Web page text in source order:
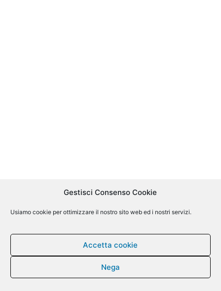
Gestisci Consenso Cookie
Usiamo cookie per ottimizzare il nostro sito web ed i nostri servizi.
Accetta cookie
Nega